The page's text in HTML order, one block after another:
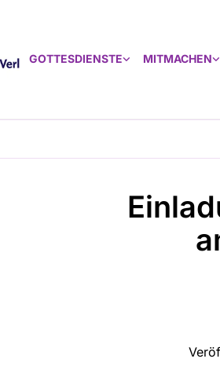
GOTTESDIENSTE MITMACHEN